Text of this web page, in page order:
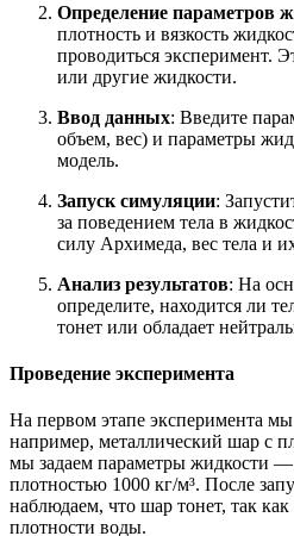
Определение параметров
плотность и вязкость
проводиться эксперимент.
или другие жидкости.
Ввод данных: Введите
объем, вес) и параметры
модель.
Запуск симуляции:
за поведением тела в
силу Архимеда, вес тела и
Анализ результатов: На
определите, находится ли
тонет или обладает
Проведение эксперимента
На первом этапе эксперимента
например, металлический шар с
мы задаем параметры жидкости —
плотностью 1000 кг/м³. После
наблюдаем, что шар тонет, так
плотности воды.